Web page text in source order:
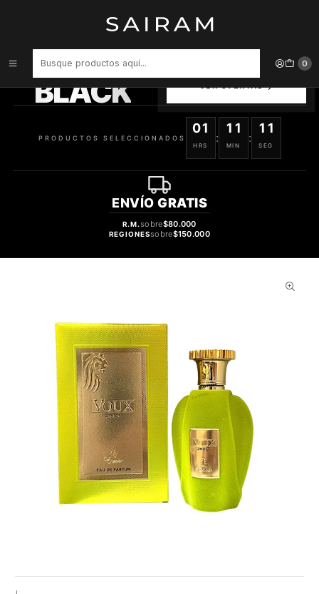
0
PERFUME EMIR VOUX ZINGY UNISEX EDP 100 ML
BLACK
SELECCIONADOS
PRODUCTOS SELECCIONADOS
01
HRS
:
11
MIN
:
11
SEG
ENVÍO GRATIS
R.M.sobre$80.000
REGIONESsobre$150.000